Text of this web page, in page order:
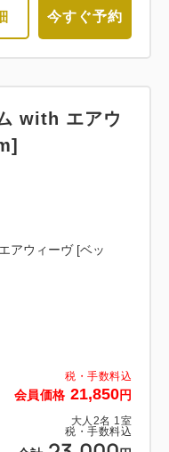
今すぐ予約
税・手数料込
会員価格 21,850円
大人 2名 1室
税・手数料込
with エアウ
アウィーヴ [ベッ